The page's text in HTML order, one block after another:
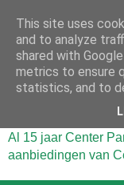
Al 15 jaar Center
aanbiedingen van
This site uses
and to analyze
shared with
metrics to ensure
statistics, and to